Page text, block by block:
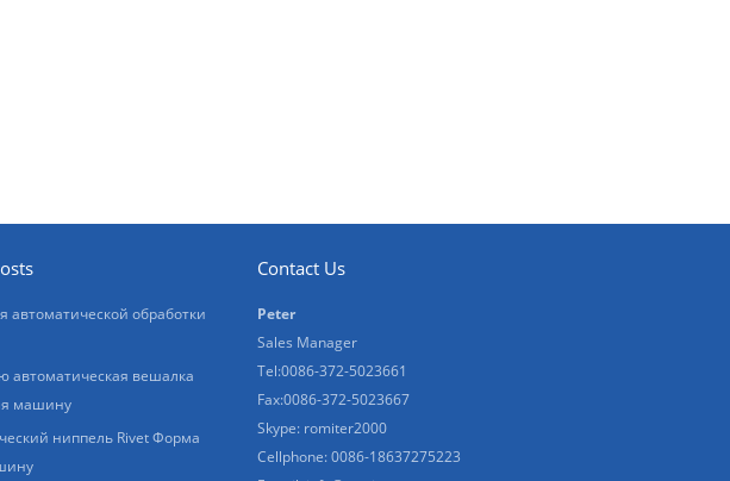
автоматической обработки
автоматическая вешалка
машину
ниппель Rivet Форма
Contact Us
Peter
Sales Manager
Tel:0086-372-5023661
Fax:0086-372-5023667
Skype: romiter2000
Cellphone:0086-18637275223